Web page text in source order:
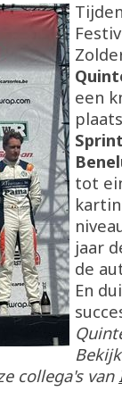
een
tot
jaar
de
En
collega's van